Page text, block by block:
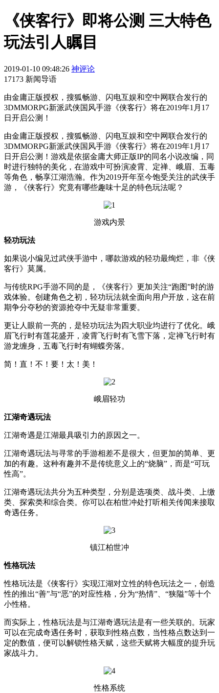
《侠客行》即将公测 三大特色
玩法引人瞩目
2019-01-10 09:48:26 神评论
17173 新闻导语
由金庸正版授权，搜狐畅游、闪电互娱和空中网联合发行的
3DMMORPG新派武侠国风手游《侠客行》将在2019年1月17
日开启公测！
由金庸正版授权，搜狐畅游、闪电互娱和空中网联合发行的
3DMMORPG新派武侠国风手游《侠客行》将在2019年1月17
日开启公测！游戏是依据金庸大师正版IP的同名小说改编，同
时进行独特的美化，在游戏中可扮演凌霄、定禅、峨眉、五毒
等角色，畅享江湖浩瀚。作为2019开年至今饱受关注的武侠手
游，《侠客行》究竟有哪些趣味十足的特色玩法呢？
游戏内景
轻功玩法
如果说小编见过武侠手游中，哪款游戏的轻功最绚烂，非《侠
客行》莫属。
与传统RPG手游不同的是，《侠客行》更加关注“跑图”时的游
戏体验。创建角色之初，轻功玩法就全面向用户开放，这在前
期争分夺秒的资源抢夺中无疑非常重要。
更让人眼前一亮的，是轻功玩法为四大职业均进行了优化。峨
眉飞行时有莲花盛开，凌霄飞行时有飞雪下落，定禅飞行时有
游龙缠身，五毒飞行时有蝴蝶旁落。
简！直！不！要！太！美！
峨眉轻功
江湖奇遇玩法
江湖奇遇是江湖最具吸引力的原因之一。
江湖奇遇玩法与寻常的手游相差不是很大，但更加的简单、更
加的有趣。这种有趣并不是传统意义上的“烧脑”，而是“可玩
性高”。
江湖奇遇玩法共分为五种类型，分别是选项类、战斗类、上缴
类、探索类和综合类。你可以在柏世冲处打听相关传闻来接取
奇遇任务。
镇江柏世冲
性格玩法
性格玩法是《侠客行》实现江湖对立性的特色玩法之一，创造
性的推出“善”与“恶”的对应性格，分为“热情”、“狭隘”等十个
小性格。
而实际上，性格玩法是与江湖奇遇玩法是有一些关联的。玩家
可以在完成奇遇任务时，获取到性格点数，当性格点数达到一
定的数值，便可以解锁性格天赋，这些天赋将大幅度的提升玩
家战斗力。
性格系统